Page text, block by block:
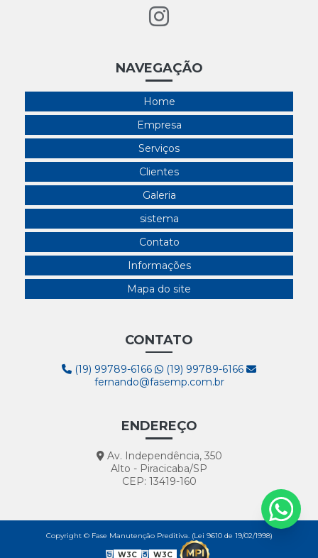
NAVEGAÇÃO
Home
Empresa
Serviços
Clientes
Galeria
sistema
Contato
Informações
Mapa do site
CONTATO
(19) 99789-6166
(19) 99789-6166
fernando@fasemp.com.br
ENDEREÇO
Av. Independência, 350
Alto - Piracicaba/SP
CEP: 13419-160
Copyright © Fase Manutenção Preditiva. (Lei 9610 de 19/02/1998)
W3C W3C